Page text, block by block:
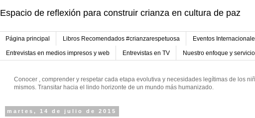
Espacio de reflexión para construir crianza en cultura de paz
Página principal Libros Recomendados #crianzarespetuosa Eventos
Entrevistas en medios impresos y web Entrevistas en TV Nuestro enfoque y
Conocer , comprender y respetar cada etapa evolutiva y necesidades legítimas de los
mismos. Transitar hacia el lindo horizonte de un mundo más humanizado.
martes, 14 de julio de 2015